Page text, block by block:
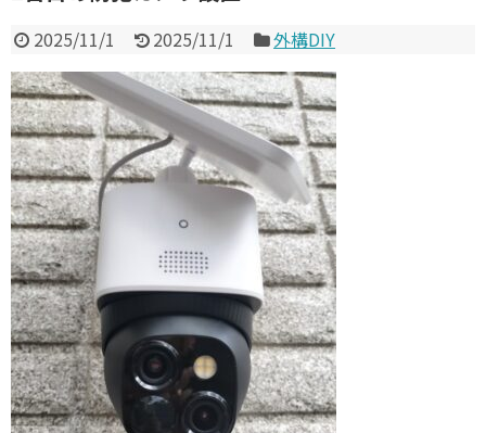
2025/11/1 2025/11/1 外構DIY